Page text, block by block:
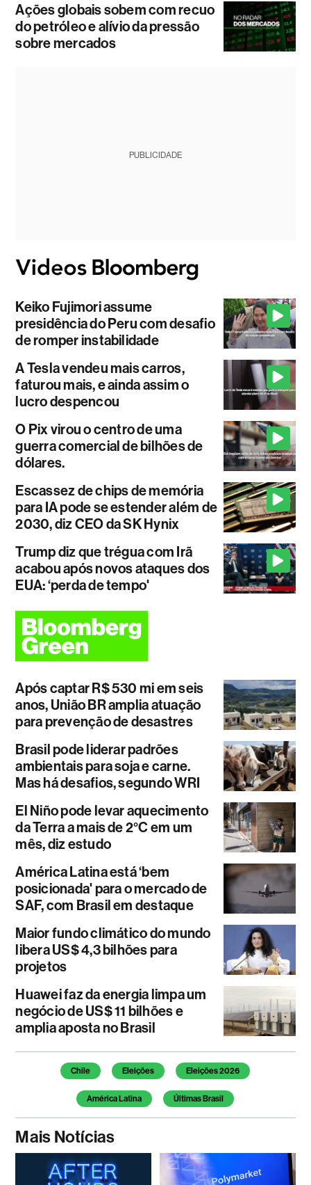
Ações globais sobem com recuo
do petróleo e alívio da pressão
sobre mercados
PUBLICIDADE
Keiko Fujimori assume
presidência do Peru com desafio
de romper instabilidade
A Tesla vendeu mais carros,
faturou mais, e ainda assim o
lucro despencou
O Pix virou o centro de uma
guerra comercial de bilhões de
dólares.
Escassez de chips de memória
para IA pode se estender além de
2030, diz CEO da SK Hynix
Trump diz que trégua com Irã
acabou após novos ataques dos
EUA: ‘perda de tempo'
Após captar R$ 530 mi em seis
anos, União BR amplia atuação
para prevenção de desastres
Brasil pode liderar padrões
ambientais para soja e carne.
Mas há desafios, segundo WRI
El Niño pode levar aquecimento
da Terra a mais de 2°C em um
mês, diz estudo
América Latina está ‘bem
posicionada' para o mercado de
SAF, com Brasil em destaque
Maior fundo climático do mundo
libera US$ 4,3 bilhões para
projetos
Huawei faz da energia limpa um
negócio de US$ 11 bilhões e
amplia aposta no Brasil
Temas deste artigo
Chile Eleições Eleições 2026
América Latina Últimas Brasil
Mais Notícias